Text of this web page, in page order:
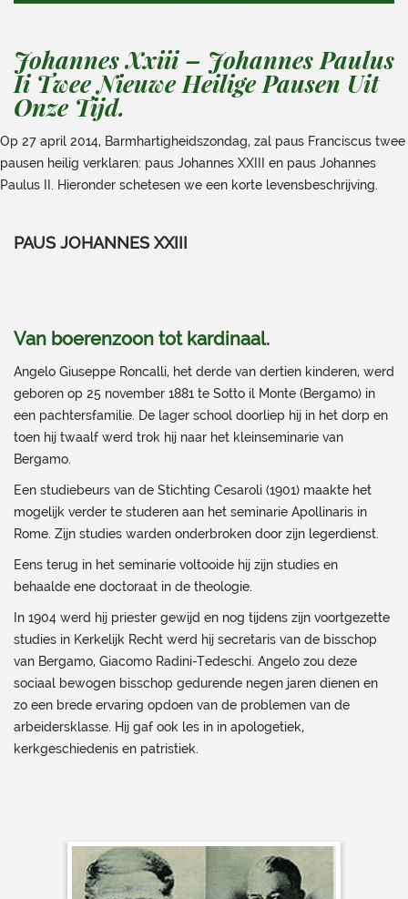
Johannes Xxiii – Johannes Paulus
Ii Twee Nieuwe Heilige Pausen Uit
Onze Tijd.
Op 27 april 2014, Barmhartigheidszondag, zal paus Franciscus twee
pausen heilig verklaren: paus Johannes XXIII en paus Johannes
Paulus II. Hieronder schetesen we een korte levensbeschrijving.
PAUS JOHANNES XXIII
Van boerenzoon tot kardinaal.
Angelo Giuseppe Roncalli, het derde van dertien kinderen, werd
geboren op 25 november 1881 te Sotto il Monte (Bergamo) in
een pachtersfamilie. De lager school doorliep hij in het dorp en
toen hij twaalf werd trok hij naar het kleinseminarie van
Bergamo.
Een studiebeurs van de Stichting Cesaroli (1901) maakte het
mogelijk verder te studeren aan het seminarie Apollinaris in
Rome. Zijn studies warden onderbroken door zijn legerdienst.
Eens terug in het seminarie voltooide hij zijn studies en
behaalde ene doctoraat in de theologie.
In 1904 werd hij priester gewijd en nog tijdens zijn voortgezette
studies in Kerkelijk Recht werd hij secretaris van de bisschop
van Bergamo, Giacomo Radini-Tedeschi. Angelo zou deze
sociaal bewogen bisschop gedurende negen jaren dienen en
zo een brede ervaring opdoen van de problemen van de
arbeidersklasse. Hij gaf ook les in in apologetiek,
kerkgeschiedenis en patristiek.